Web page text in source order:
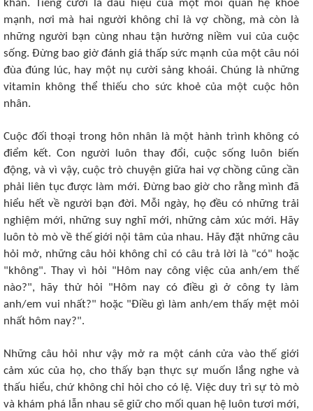
khăn. Tiếng cười là dấu hiệu của một mối quan hệ khoẻ
mạnh, nơi mà hai người không chỉ là vợ chồng, mà còn là
những người bạn cùng nhau tận hưởng niềm vui của cuộc
sống. Đừng bao giờ đánh giá thấp sức mạnh của một câu nói
đùa đúng lúc, hay một nụ cười sảng khoái. Chúng là những
vitamin không thể thiếu cho sức khoẻ của một cuộc hôn
nhân.
Cuộc đối thoại trong hôn nhân là một hành trình không có
điểm kết. Con người luôn thay đổi, cuộc sống luôn biến
động, và vì vậy, cuộc trò chuyện giữa hai vợ chồng cũng cần
phải liên tục được làm mới. Đừng bao giờ cho rằng mình đã
hiểu hết về người bạn đời. Mỗi ngày, họ đều có những trải
nghiệm mới, những suy nghĩ mới, những cảm xúc mới. Hãy
luôn tò mò về thế giới nội tâm của nhau. Hãy đặt những câu
hỏi mở, những câu hỏi không chỉ có câu trả lời là "có" hoặc
"không". Thay vì hỏi "Hôm nay công việc của anh/em thế
nào?", hãy thử hỏi "Hôm nay có điều gì ở công ty làm
anh/em vui nhất?" hoặc "Điều gì làm anh/em thấy mệt mỏi
nhất hôm nay?".
Những câu hỏi như vậy mở ra một cánh cửa vào thế giới
cảm xúc của họ, cho thấy bạn thực sự muốn lắng nghe và
thấu hiểu, chứ không chỉ hỏi cho có lệ. Việc duy trì sự tò mò
và khám phá lẫn nhau sẽ giữ cho mối quan hệ luôn tươi mới,